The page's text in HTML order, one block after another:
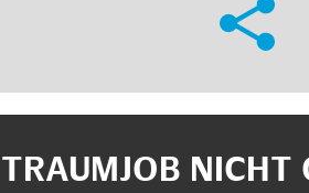
TRAUMJOB NICHT